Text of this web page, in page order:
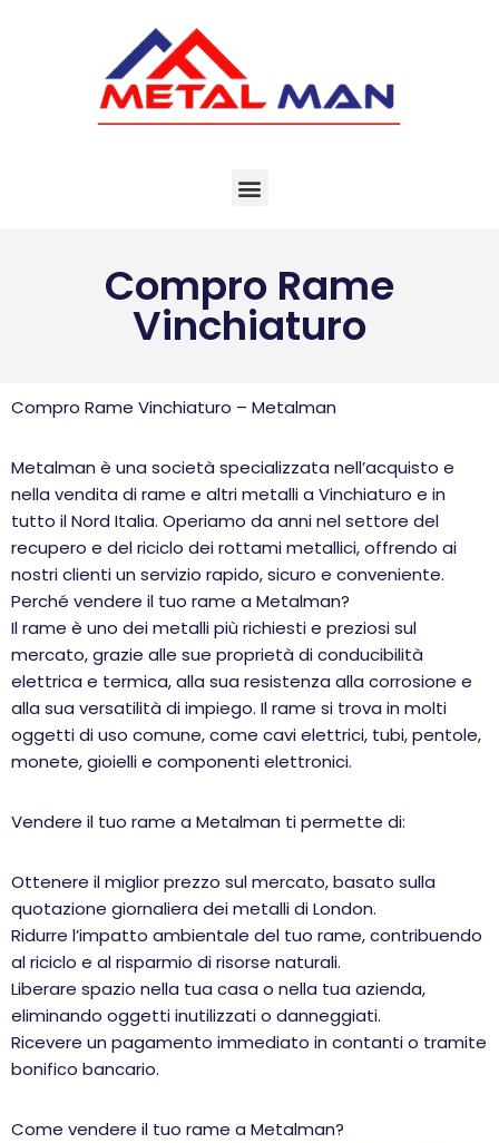
Compro Rame
Vinchiaturo
Compro Rame Vinchiaturo – Metalman
Metalman è una società specializzata nell’acquisto e
nella vendita di rame e altri metalli a Vinchiaturo e in
tutto il Nord Italia. Operiamo da anni nel settore del
recupero e del riciclo dei rottami metallici, offrendo ai
nostri clienti un servizio rapido, sicuro e conveniente.
Perché vendere il tuo rame a Metalman?
Il rame è uno dei metalli più richiesti e preziosi sul
mercato, grazie alle sue proprietà di conducibilità
elettrica e termica, alla sua resistenza alla corrosione e
alla sua versatilità di impiego. Il rame si trova in molti
oggetti di uso comune, come cavi elettrici, tubi, pentole,
monete, gioielli e componenti elettronici.
Vendere il tuo rame a Metalman ti permette di:
Ottenere il miglior prezzo sul mercato, basato sulla
quotazione giornaliera dei metalli di London.
Ridurre l’impatto ambientale del tuo rame, contribuendo
al riciclo e al risparmio di risorse naturali.
Liberare spazio nella tua casa o nella tua azienda,
eliminando oggetti inutilizzati o danneggiati.
Ricevere un pagamento immediato in contanti o tramite
bonifico bancario.
Come vendere il tuo rame a Metalman?